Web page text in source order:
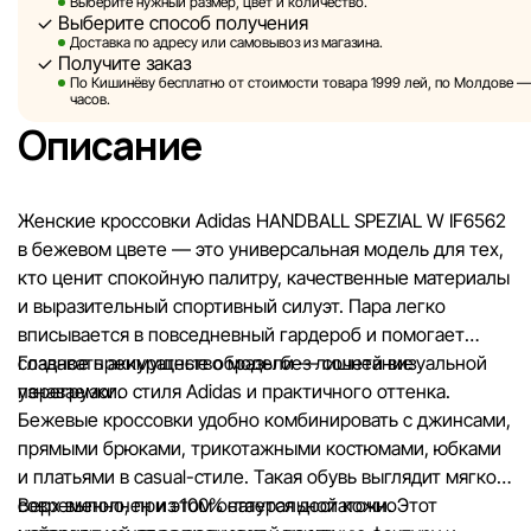
без предварительного уведомления вносить изменения в
характеристики и потребительские свойства товаров.
Изображения, представленные на сайте, являются
Общая информация о товарах предоставляется в
Цены на товары, а также условия предоставления скидок,
подарков, рассрочки и кредитования могут быть
компанией Sportlandia в одностороннем порядке и без
предварительного уведомления.
Наша команда регулярно проверяет и обновляет
сайте, чтобы своевременно выявлять и исправлять
ошибки в кратчайшие разумные сроки.
Выберите способ получения
Доставка по адресу или самовывоз из магазина.
Получите заказ
По Кишинёву бесплатно от стоимости товара 1999 лей, по Молдове —
часов.
Описание
Женские кроссовки Adidas HANDBALL SPEZIAL W IF6562
в бежевом цвете — это универсальная модель для тех,
кто ценит спокойную палитру, качественные материалы
и выразительный спортивный силуэт. Пара легко
вписывается в повседневный гардероб и помогает
создавать аккуратные образы без лишней визуальной
перегрузки.
Главное преимущество модели — сочетание
узнаваемого стиля Adidas и практичного оттенка.
Бежевые кроссовки удобно комбинировать с джинсами,
прямыми брюками, трикотажными костюмами, юбками
и платьями в casual-стиле. Такая обувь выглядит мягко и
современно, при этом остается достаточно
Верх выполнен из 100% натуральной кожи. Этот